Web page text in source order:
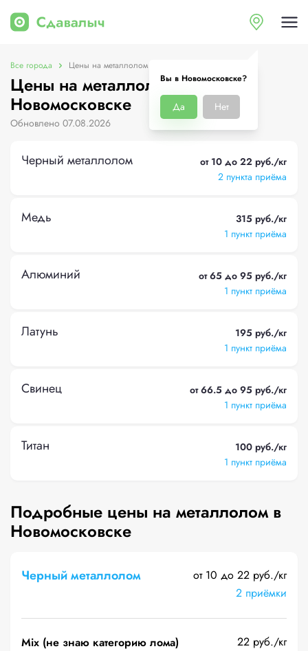
Вы в Новомосковске?
Да Нет
Все города Цены на металлолом в Новомосковске
Цены на металлолом в
Новомосковске
Обновлено 07.08.2026
Черный металлолом
от 10 до 22 руб./кг
2 пункта приёма
Медь
315 руб./кг
1 пункт приёма
Алюминий
от 65 до 95 руб./кг
1 пункт приёма
Латунь
195 руб./кг
1 пункт приёма
Свинец
от 66.5 до 95 руб./кг
1 пункт приёма
Титан
100 руб./кг
1 пункт приёма
Подробные цены на металлолом в
Новомосковске
Черный металлолом
от 10 до 22 руб./кг
2 приёмки
Mix (не знаю категорию лома)
22 руб./кг